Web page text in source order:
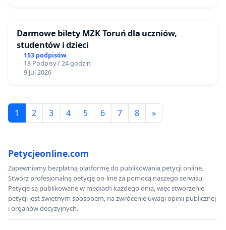
Darmowe bilety MZK Toruń dla uczniów,
studentów i dzieci
153 podpisów
18 Podpisy / 24 godzin
9 Jul 2026
1 2 3 4 5 6 7 8 »
Petycjeonline.com
Zapewniamy bezpłatną platformę do publikowania petycji online.
Stwórz profesjonalną petycję on-line za pomocą naszego serwisu.
Petycje są publikowane w mediach każdego dnia, więc stworzenie
petycji jest świetnym sposobem, na zwrócenie uwagi opinii publicznej
i organów decyzyjnych.